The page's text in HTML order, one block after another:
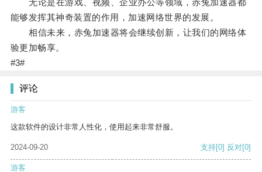
无论是在游戏、视频、企业办公等领域，赤兔加速器都
能够发挥其神奇装置的作用，加速网络世界的发展。
相信未来，赤兔加速器将会继续创新，让我们的网络体
验更加畅享。
#3#
评论
游客
这款软件的设计非常人性化，使用起来非常舒服。
2024-09-20 支持[0] 反对[0]
游客